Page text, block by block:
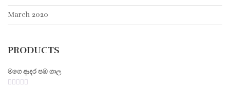
March 2020
PRODUCTS
මගෙ ආදර පඹ ගාල